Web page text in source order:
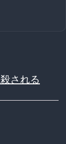
される